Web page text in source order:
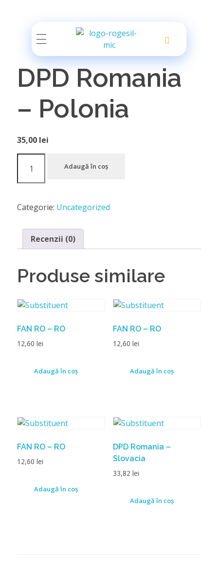
Rogesil
Curierul tău online!
DPD Romania
– Polonia
35,00 lei
Adaugă în coș
Categorie: Uncategorized
Recenzii (0)
Produse similare
FAN RO – RO
12,60 lei
Adaugă în coș
FAN RO – RO
12,60 lei
Adaugă în coș
FAN RO – RO
12,60 lei
Adaugă în coș
DPD Romania –
Slovacia
33,82 lei
Adaugă în coș